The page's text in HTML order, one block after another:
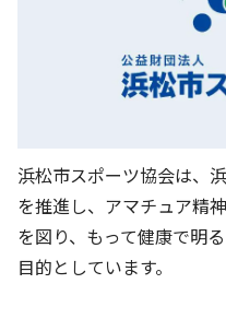
浜北武道館
梔池緑地
浜松市スポーツ協会は、
を推進し、アマチュア精
を図り、もって健康で明
目的としています。